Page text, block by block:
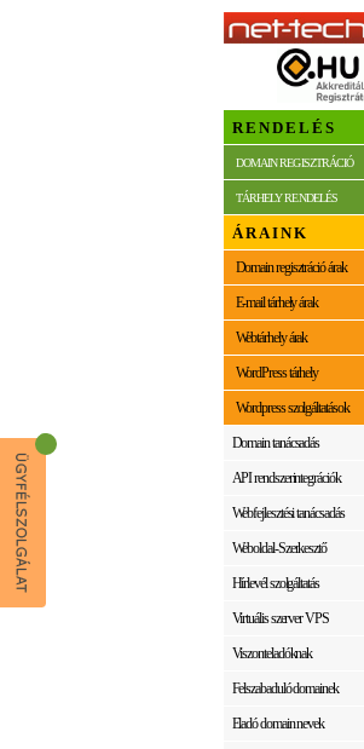
RENDELÉS
DOMAIN REGISZTRÁCIÓ
TÁRHELY RENDELÉS
ÁRAINK
Domain regisztráció árak
E-mail tárhely árak
Webtárhely árak
WordPress tárhely
Wordpress szolgáltatások
Domain tanácsadás
API rendszerintegrációk
Webfejlesztési tanácsadás
Weboldal-Szerkesztő
Hírlevél szolgáltatás
Virtuális szerver VPS
Viszonteladóknak
Felszabaduló domainek
Eladó domain nevek